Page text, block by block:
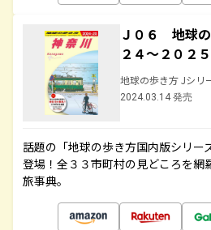
Ｊ０６ 地球
２４～２０２５
地球の歩き方 Jシリ
2024.03.14 発売
話題の「地球の歩き方国内版シリー
登場！全３３市町村の見どころを網
旅事典。